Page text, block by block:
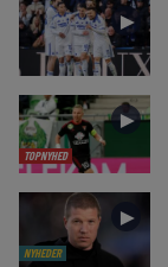
►
TOPNYHED
►
NYHEDER
►